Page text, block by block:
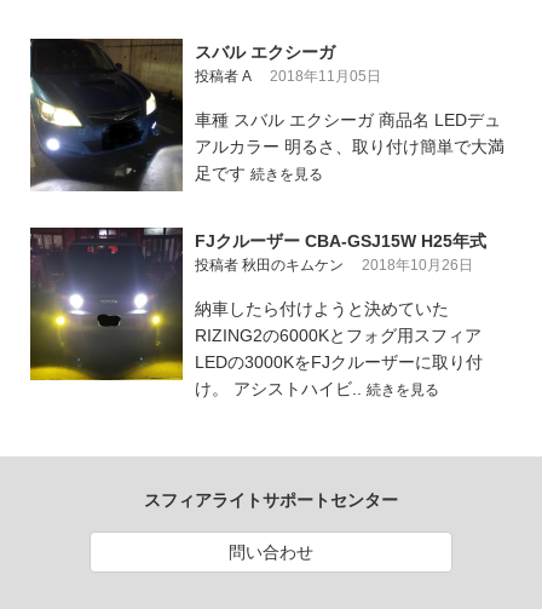
スバル エクシーガ
投稿者 A 2018年11月05日
車種 スバル エクシーガ 商品名 LEDデュ
アルカラー 明るさ、取り付け簡単で大満
足です 続きを見る
FJクルーザー CBA-GSJ15W H25年式
投稿者 秋田のキムケン 2018年10月26日
納車したら付けようと決めていた
RIZING2の6000Kとフォグ用スフィア
LEDの3000KをFJクルーザーに取り付
け。 アシストハイビ.. 続きを見る
スフィアライトサポートセンター
問い合わせ